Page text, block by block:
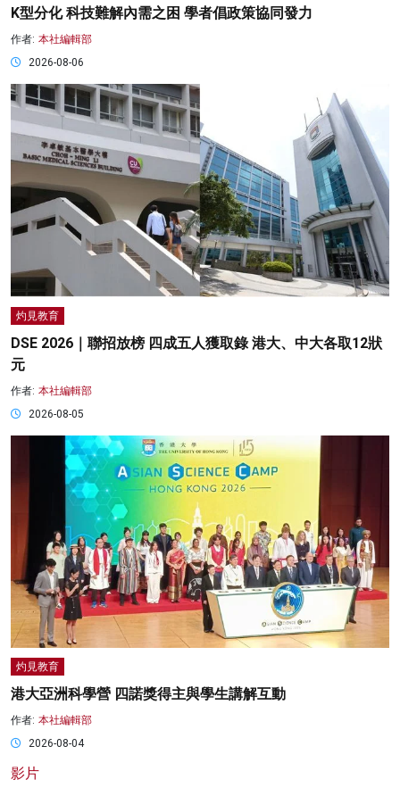
K型分化 科技難解內需之困 學者倡政策協同發力
作者: 本社編輯部
2026-08-06
灼見教育
DSE 2026｜聯招放榜 四成五人獲取錄 港大、中大各取12狀
元
作者: 本社編輯部
2026-08-05
灼見教育
港大亞洲科學營 四諾獎得主與學生講解互動
作者: 本社編輯部
2026-08-04
影片